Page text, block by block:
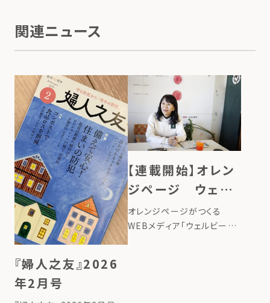
関連ニュース
『婦人之友』2026
年2月号
【連載開始】オレン
ジページ ウェル
ビーイング100
オレンジページがつくる
WEBメディア「ウェルビーイ